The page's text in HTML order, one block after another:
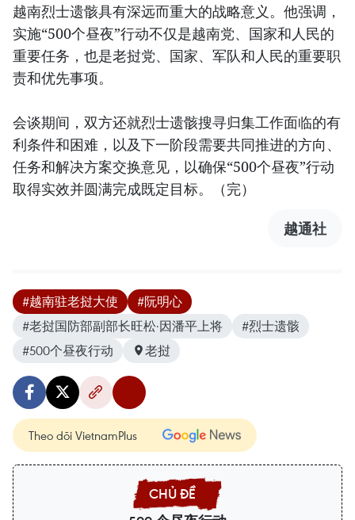
越南烈士遗骸具有深远而重大的战略意义。他强调，
实施“500个昼夜”行动不仅是越南党、国家和人民的
重要任务，也是老挝党、国家、军队和人民的重要职
责和优先事项。
会谈期间，双方还就烈士遗骸搜寻归集工作面临的有
利条件和困难，以及下一阶段需要共同推进的方向、
任务和解决方案交换意见，以确保“500个昼夜”行动
取得实效并圆满完成既定目标。（完）
越通社
#越南驻老挝大使
#阮明心
#老挝国防部副部长旺松·因潘平上将
#烈士遗骸
#500个昼夜行动
老挝
Theo dõi VietnamPlus